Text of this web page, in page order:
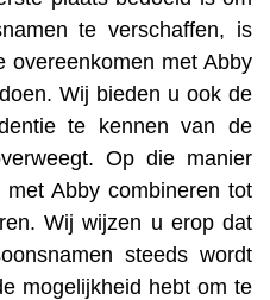
te verschaffen, is
overeenkomen met Abby
Wij bieden u ook de
te kennen van de
Op die manier
Abby combineren tot
Wij wijzen u erop dat
steeds wordt
mogelijkheid hebt om te